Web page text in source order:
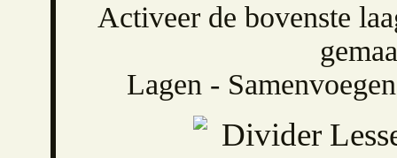
Activeer de bovenste
Lagen -